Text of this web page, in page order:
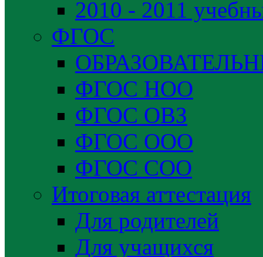
2010 - 2011
ФГОС
ФГОС НОО
ФГОС ОВЗ
ФГОС ООО
ФГОС СОО
Итоговая аттестация
Для родителей
Для учащихся